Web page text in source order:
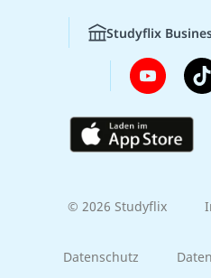
Studyflix
© 2026 Studyflix
Datenschutz